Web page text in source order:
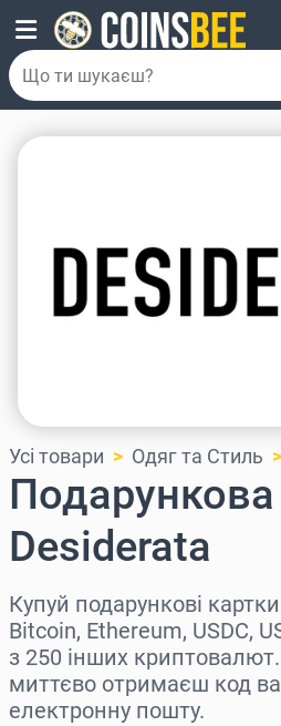
Усі товари Одяг та Стиль
Подарункова
Desiderata
Купуй подарункові
Bitcoin, Ethereum, USDC,
з 250 інших
миттєво отримаєш код
електронну пошту.